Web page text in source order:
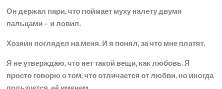
Он держал пари, что поймает муху налету двумя
пальцами – и ловил.
Хозяин поглядел на меня. И я понял, за что мне платят.
Я не утверждаю, что нет такой вещи, как любовь. Я
просто говорю о том, что отличается от любви, но иногда